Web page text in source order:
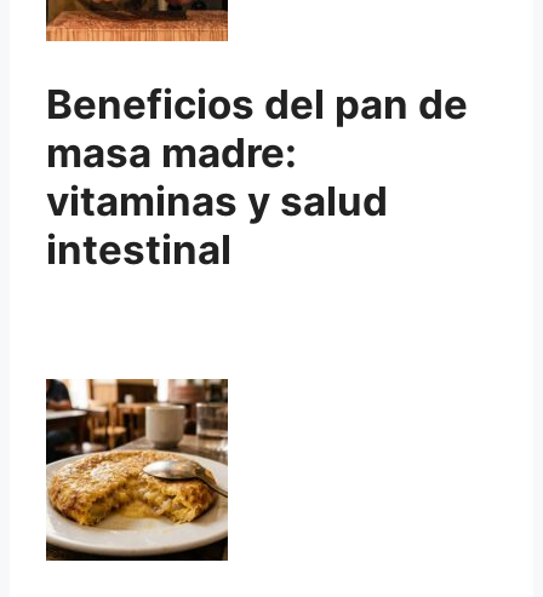
Beneficios del pan de
masa madre:
vitaminas y salud
intestinal